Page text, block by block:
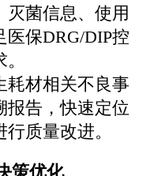
菌信息、使用
医保DRG/DIP控
耗材相关不良事
报告，快速定位
质量改进。
策优化